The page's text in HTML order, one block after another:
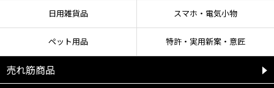
日用雑貨品 スマホ・電気小物
ペット用品 特許・実用新案・意匠
売れ筋商品